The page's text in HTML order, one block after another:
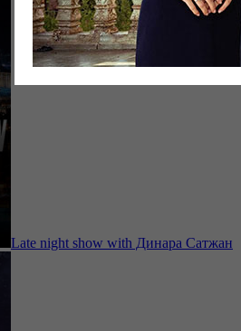
Late night show with Динара Сатжан